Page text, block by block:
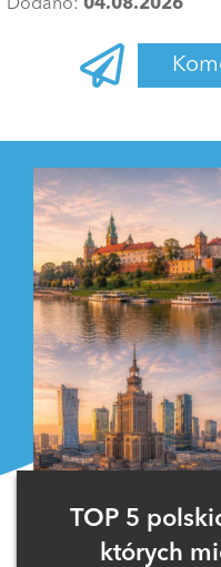
Dodano: 04.08.2026
TOP 5
których